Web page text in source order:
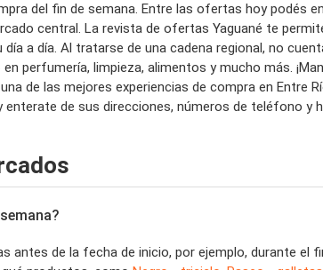
del fin de semana. Entre las ofertas hoy podés
central. La revista de ofertas Yaguané te
a día. Al tratarse de una cadena regional, no
perfumería, limpieza, alimentos y mucho más.
de las mejores experiencias de compra en Entre
enterate de sus direcciones, números de teléfono y
antes de la fecha de inicio, por ejemplo, durante el